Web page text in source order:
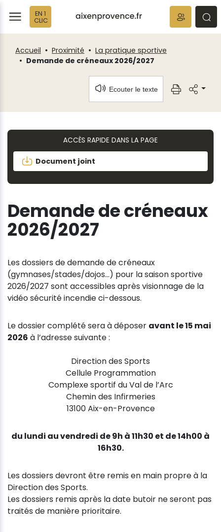
EN 1
CLIC
Accueil Proximité
La pratique sportive
Demande de créneaux 2026/2027
Ecouter le texte
ACCÈS RAPIDE DANS LA PAGE
Document joint
Demande de créneaux
2026/2027
Les dossiers de demande de créneaux
(gymnases/stades/dojos...) pour la saison sportive
2026/2027 sont accessibles après visionnage de la
vidéo sécurité incendie ci-dessous.
Le dossier complété sera à déposer avant le 15 mai
2026 à l’adresse suivante :
Direction des Sports
Cellule Programmation
Complexe sportif du Val de l’Arc
Chemin des Infirmeries
13100 Aix-en-Provence
du lundi au vendredi de 9h à 11h30 et de 14h00 à
16h30.
Les dossiers devront être remis en main propre à la
Direction des Sports.
Les dossiers remis après la date butoir ne seront pas
traités de manière prioritaire.
Fenêtre
de
chat
Panneau de gestion des cookies